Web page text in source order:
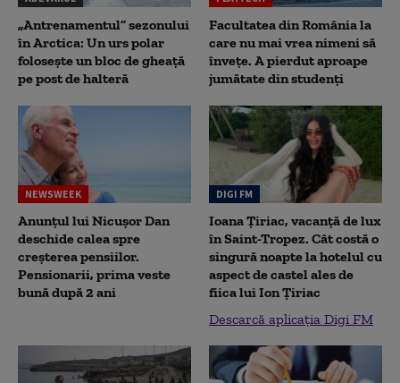
„Antrenamentul” sezonului
în Arctica: Un urs polar
folosește un bloc de gheață
pe post de halteră
Facultatea din România la
care nu mai vrea nimeni să
înveţe. A pierdut aproape
jumătate din studenţi
NEWSWEEK
Anunțul lui Nicușor Dan
deschide calea spre
creșterea pensiilor.
Pensionarii, prima veste
bună după 2 ani
DIGI FM
Ioana Țiriac, vacanță de lux
în Saint-Tropez. Cât costă o
singură noapte la hotelul cu
aspect de castel ales de
fiica lui Ion Țiriac
Descarcă aplicația Digi FM